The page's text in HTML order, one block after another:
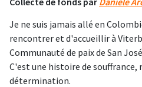
Je ne suis jamais allé en
rencontrer et d'accueillir à
Communauté de paix de San
C'est une histoire de souffrance,
détermination.